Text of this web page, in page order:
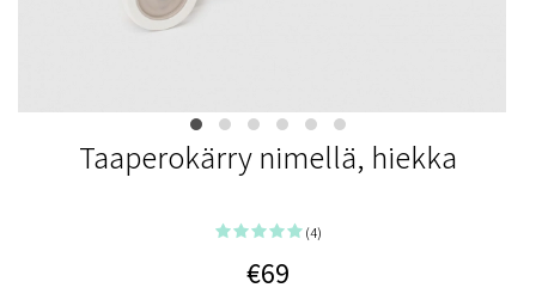
Taaperokärry nimellä, hiekka
(4)
€69